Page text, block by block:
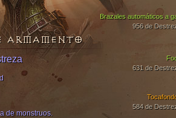
Brazales automáticos a
956 de
584 de
631 de
ARMAMENTO
de monstruos.